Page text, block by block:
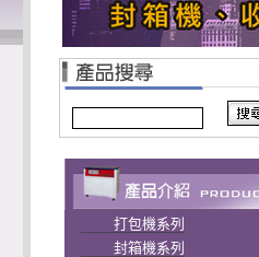
打包機系列
封箱機系列